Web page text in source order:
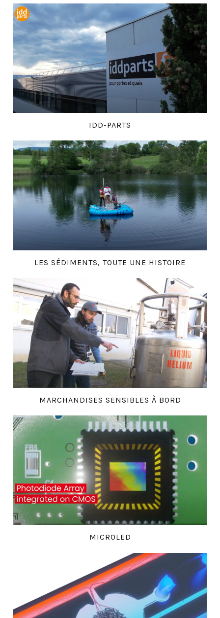
IDD-PARTS
LES SÉDIMENTS, TOUTE UNE HISTOIRE
MARCHANDISES SENSIBLES À BORD
MICROLED